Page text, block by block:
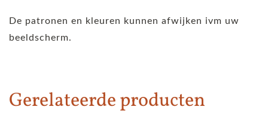
De patronen en kleuren kunnen afwijken ivm uw
beeldscherm.
Gerelateerde producten